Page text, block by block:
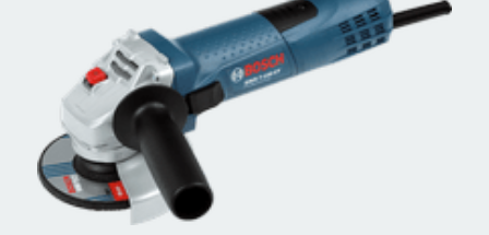
HULK-DC POWER 浩克
MK-POWER 充電式
牧田12V含⬇︎
牧田18V
Milwaukee米沃奇、型鋼力
18V
12V
型鋼力
電池、充電器、配件
DeWALT、STANLEY
DeWALT(得偉)
STANLEY(史丹利)
KINGTONY~KUANI專業級工具
牧田
40V
36V
Bosch
充電式
其它電動工具